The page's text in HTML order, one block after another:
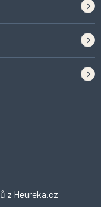
z Heureka.cz